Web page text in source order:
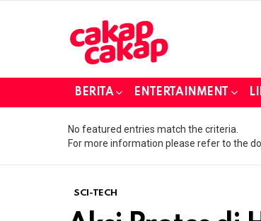
BERITA ENTERTAINMENT
No featured entries match the criteria.
For more information please refer to the
SCI-TECH